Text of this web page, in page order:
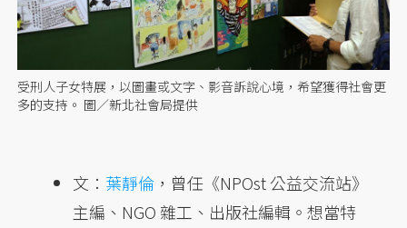
受刑人子女特展，以圖畫或文字、影音訴說心境，希望獲得社會更
多的支持。 圖／新北社會局提供
文： 葉靜倫 ，曾任《NPOst 公益交流站》
主編、NGO 雜工、出版社編輯。想當特